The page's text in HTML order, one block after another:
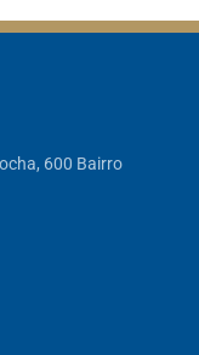
600 Bairro